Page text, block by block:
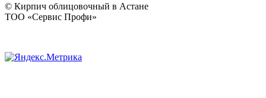
© Кирпич облицовочный в Астане
ТОО «Сервис Профи»